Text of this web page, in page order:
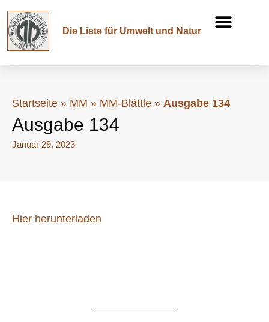
Die Liste für Umwelt und Natur
Startseite » MM » MM-Blättle » Ausgabe 134
Ausgabe 134
Januar 29, 2023
Hier herunterladen